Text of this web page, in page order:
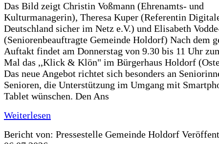
Das Bild zeigt Christin Voßmann (Ehrenamts- und
Kulturmanagerin), Theresa Kuper (Referentin
Deutschland sicher im Netz e.V.) und Elisabeth
(Seniorenbeauftragte Gemeinde Holdorf) Nach dem
Auftakt findet am Donnerstag von 9.30 bis 11 Uhr
Mal das ,,Klick & Klön" im Bürgerhaus Holdorf
Das neue Angebot richtet sich besonders an
Senioren, die Unterstützung im Umgang mit
Tablet wünschen. Den Ans
Weiterlesen
Bericht von: Pressestelle Gemeinde Holdorf